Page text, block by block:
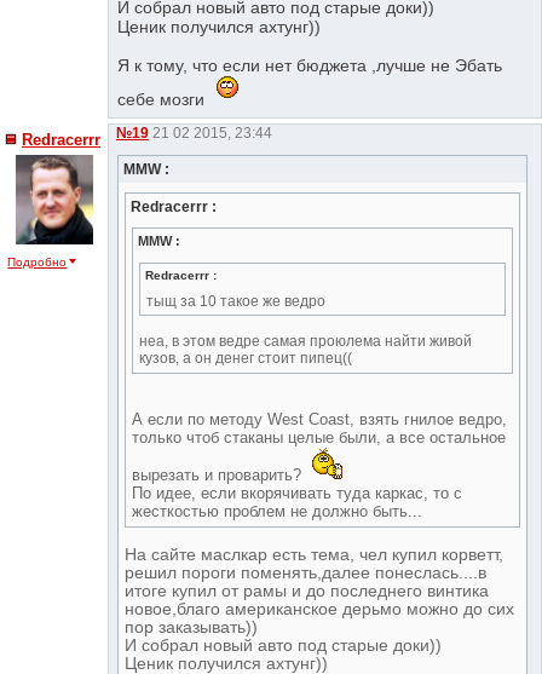
И собрал новый авто под старые доки))
Ценик получился ахтунг))
Я к тому, что если нет бюджета ,лучше не Эбать
себе мозги
Redracerrr
Подробно
№19 21 02 2015, 23:44
MMW :
Redracerrr :
MMW :
Redracerrr :
тыщ за 10 такое же ведро
неа, в этом ведре самая проюлема найти живой
кузов, а он денег стоит пипец((
А если по методу West Coast, взять гнилое ведро,
только чтоб стаканы целые были, а все остальное
вырезать и проварить?
По идее, если вкорячивать туда каркас, то с
жесткостью проблем не должно быть...
На сайте маслкар есть тема, чел купил корветт,
решил пороги поменять,далее понеслась....в
итоге купил от рамы и до последнего винтика
новое,благо американское дерьмо можно до сих
пор заказывать))
И собрал новый авто под старые доки))
Ценик получился ахтунг))